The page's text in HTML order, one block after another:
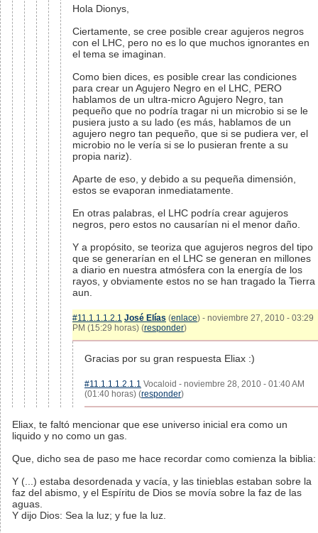
Hola Dionys,
Ciertamente, se cree posible crear agujeros negros
con el LHC, pero no es lo que muchos ignorantes en
el tema se imaginan.
Como bien dices, es posible crear las condiciones
para crear un Agujero Negro en el LHC, PERO
hablamos de un ultra-micro Agujero Negro, tan
pequeño que no podría tragar ni un microbio si se le
pusiera justo a su lado (es más, hablamos de un
agujero negro tan pequeño, que si se pudiera ver, el
microbio no le vería si se lo pusieran frente a su
propia nariz).
Aparte de eso, y debido a su pequeña dimensión,
estos se evaporan inmediatamente.
En otras palabras, el LHC podría crear agujeros
negros, pero estos no causarían ni el menor daño.
Y a propósito, se teoriza que agujeros negros del tipo
que se generarían en el LHC se generan en millones
a diario en nuestra atmósfera con la energía de los
rayos, y obviamente estos no se han tragado la Tierra
aun.
#11.1.1.1.2.1 José Elías (enlace) - noviembre 27, 2010 - 03:29
PM (15:29 horas) (responder)
Gracias por su gran respuesta Eliax :)
#11.1.1.1.2.1.1 Vocaloid - noviembre 28, 2010 - 01:40 AM
(01:40 horas) (responder)
Eliax, te faltó mencionar que ese universo inicial era como un
liquido y no como un gas.
Que, dicho sea de paso me hace recordar como comienza la biblia:
Y (...) estaba desordenada y vacía, y las tinieblas estaban sobre la
faz del abismo, y el Espíritu de Dios se movía sobre la faz de las
aguas.
Y dijo Dios: Sea la luz; y fue la luz.